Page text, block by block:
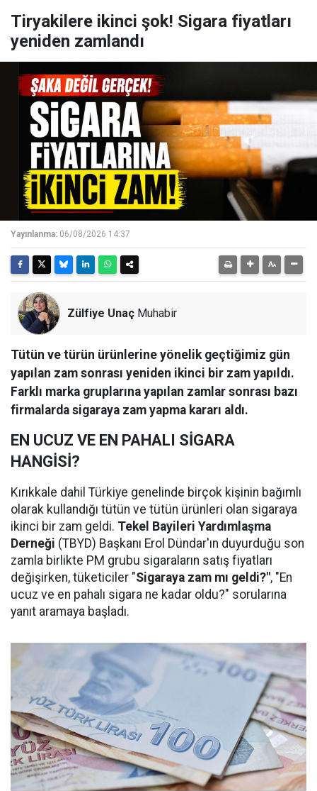
Tiryakilere ikinci şok! Sigara fiyatları
yeniden zamlandı
Yayınlanma: 06/08/2026 14:37
Zülfiye Unaç Muhabir
Tütün ve türün ürünlerine yönelik geçtiğimiz gün
yapılan zam sonrası yeniden ikinci bir zam yapıldı.
Farklı marka gruplarına yapılan zamlar sonrası bazı
firmalarda sigaraya zam yapma kararı aldı.
EN UCUZ VE EN PAHALI SİGARA
HANGİSİ?
Kırıkkale dahil Türkiye genelinde birçok kişinin bağımlı
olarak kullandığı tütün ve tütün ürünleri olan sigaraya
ikinci bir zam geldi. Tekel Bayileri Yardımlaşma
Derneği (TBYD) Başkanı Erol Dündar'ın duyurduğu son
zamla birlikte PM grubu sigaraların satış fiyatları
değişirken, tüketiciler "Sigaraya zam mı geldi?", "En
ucuz ve en pahalı sigara ne kadar oldu?" sorularına
yanıt aramaya başladı.